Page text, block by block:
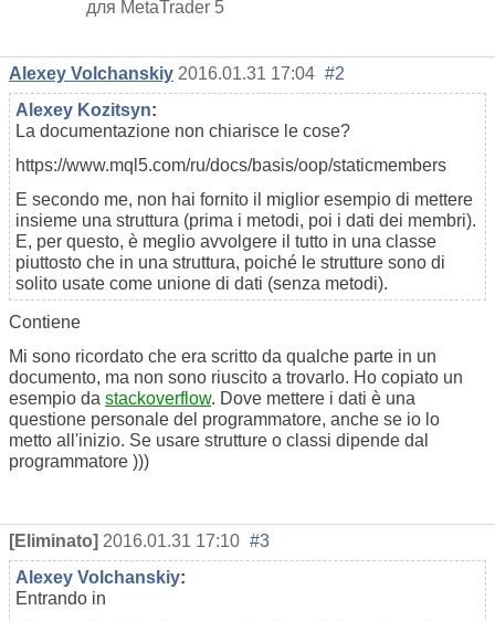
для MetaTrader 5
Alexey Volchanskiy 2016.01.31 17:04 #2
Alexey Kozitsyn:
La documentazione non chiarisce le cose?
https://www.mql5.com/ru/docs/basis/oop/staticmembers
E secondo me, non hai fornito il miglior esempio di mettere
insieme una struttura (prima i metodi, poi i dati dei membri).
E, per questo, è meglio avvolgere il tutto in una classe
piuttosto che in una struttura, poiché le strutture sono di
solito usate come unione di dati (senza metodi).
Contiene
Mi sono ricordato che era scritto da qualche parte in un
documento, ma non sono riuscito a trovarlo. Ho copiato un
esempio da stackoverflow. Dove mettere i dati è una
questione personale del programmatore, anche se io lo
metto all'inizio. Se usare strutture o classi dipende dal
programmatore )))
[Eliminato] 2016.01.31 17:10 #3
Alexey Volchanskiy:
Entrando in